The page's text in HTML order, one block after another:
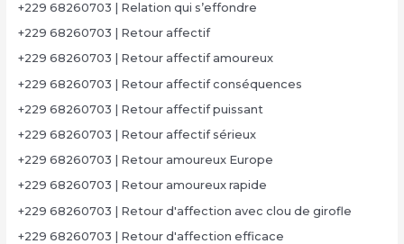
+229 68260703 | Relation qui s’effondre
+229 68260703 | Retour affectif
+229 68260703 | Retour affectif amoureux
+229 68260703 | Retour affectif conséquences
+229 68260703 | Retour affectif puissant
+229 68260703 | Retour affectif sérieux
+229 68260703 | Retour amoureux Europe
+229 68260703 | Retour amoureux rapide
+229 68260703 | Retour d'affection avec clou de girofle
+229 68260703 | Retour d'affection efficace